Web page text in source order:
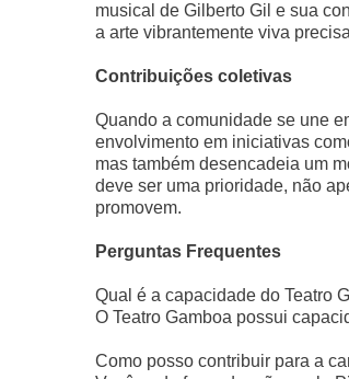
musical de Gilberto Gil e sua
a arte vibrantemente viva
Contribuições coletivas
Quando a comunidade se une
envolvimento em iniciativas
mas também desencadeia um
deve ser uma prioridade, não
promovem.
Perguntas Frequentes
Qual é a capacidade do Teatro
O Teatro Gamboa possui
Como posso contribuir para a